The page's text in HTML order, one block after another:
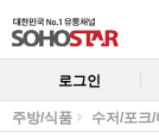
로그인
주방/식품 수저/포크